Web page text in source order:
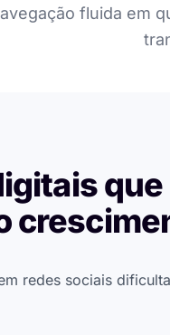
fluida em
que
redes sociais